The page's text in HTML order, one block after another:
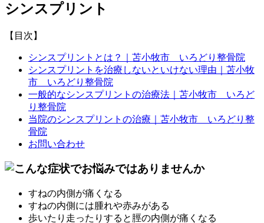
シンスプリント
【目次】
シンスプリントとは？｜苫小牧市 いろどり整骨院
シンスプリントを治療しないといけない理由｜苫小牧
市 いろどり整骨院
一般的なシンスプリントの治療法｜苫小牧市 いろど
り整骨院
当院のシンスプリントの治療｜苫小牧市 いろどり整
骨院
お問い合わせ
すねの内側が痛くなる
すねの内側には腫れや赤みがある
歩いたり走ったりすると脛の内側が痛くなる